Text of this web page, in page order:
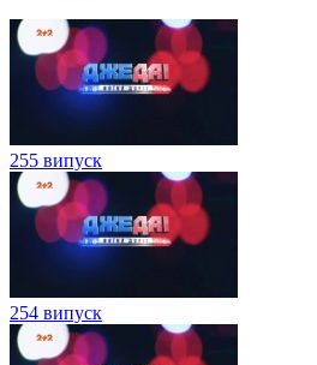
255 випуск
254 випуск